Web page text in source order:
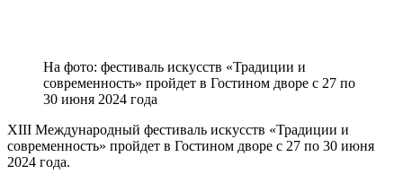
На фото: фестиваль искусств «Традиции и
современность» пройдет в Гостином дворе с 27 по
30 июня 2024 года
XIII Международный фестиваль искусств «Традиции и
современность» пройдет в Гостином дворе с 27 по 30 июня
2024 года.